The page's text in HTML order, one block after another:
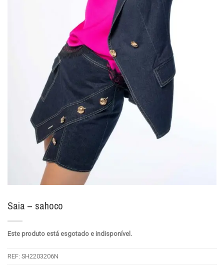
Saia – sahoco
Este produto está esgotado e indisponível.
REF: SH2203206N